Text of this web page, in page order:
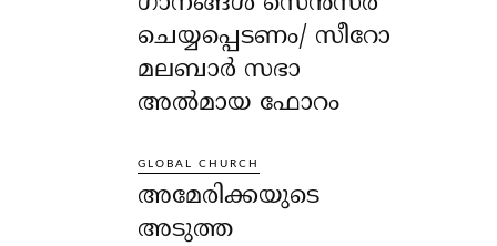
ചെയ്യപ്പെടണം/ സീറോ
മലബാർ സഭാ
അൽമായ ഫോറം
GLOBAL CHURCH
അമേരിക്കയുടെ
അടുത്ത